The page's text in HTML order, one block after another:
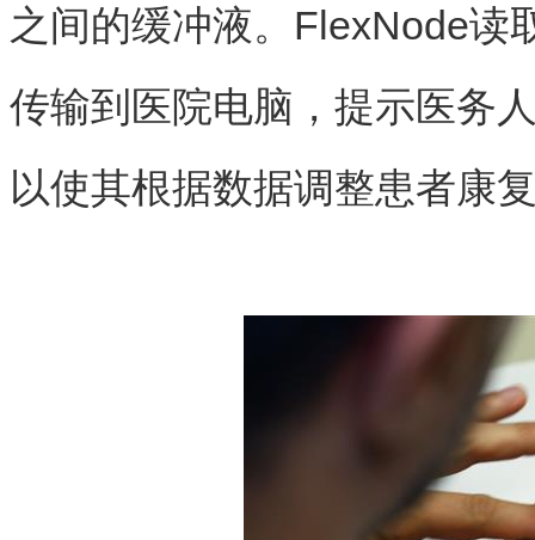
之间的缓冲液。FlexNode读
传输到医院电脑，提示医务
以使其根据数据调整患者康